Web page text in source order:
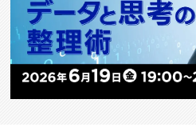
CREATIVE JOB求人検索
特集求人
採用説明会
転職支援サービス
CONTENTS
スキルアップしたい！